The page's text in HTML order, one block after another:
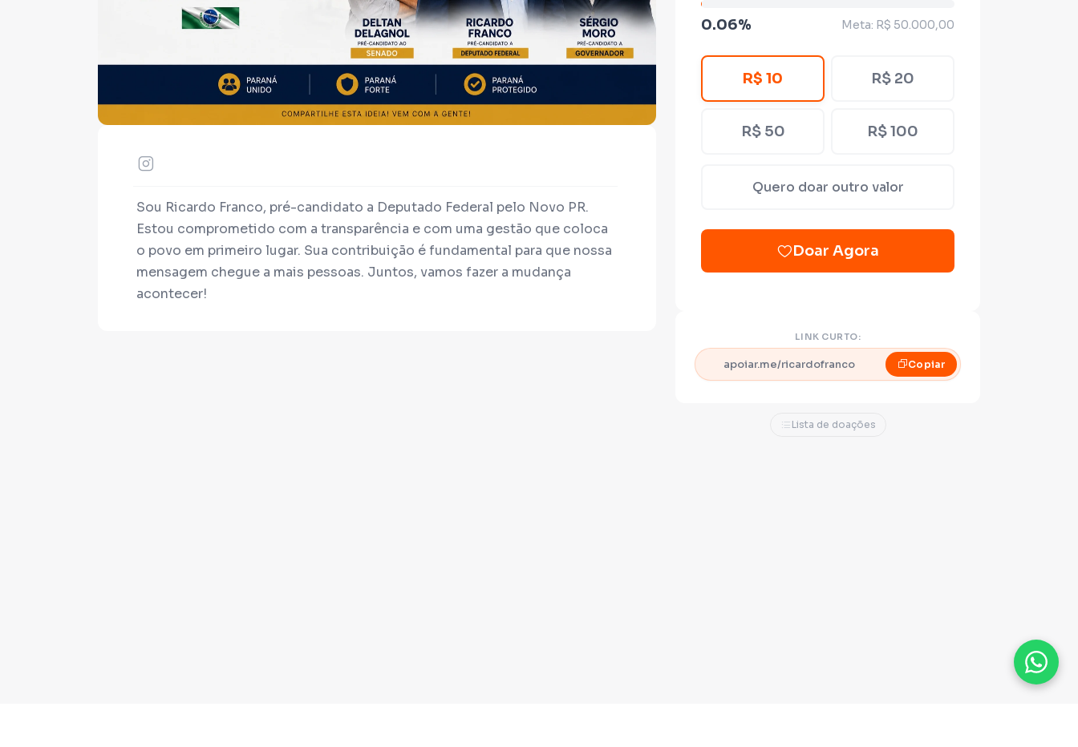
Sou Ricardo Franco, pré-candidato a Deputado Federal pelo Novo PR.
Estou comprometido com a transparência e com uma gestão que coloca
o povo em primeiro lugar. Sua contribuição é fundamental para que nossa
mensagem chegue a mais pessoas. Juntos, vamos fazer a mudança
acontecer!
0.06% Meta: R$ 50.000,00
R$ 10 R$ 20
R$ 50 R$ 100
Quero doar outro valor
Doar Agora
LINK CURTO:
apoiar.me/ricardofranco Copiar
Lista de doações